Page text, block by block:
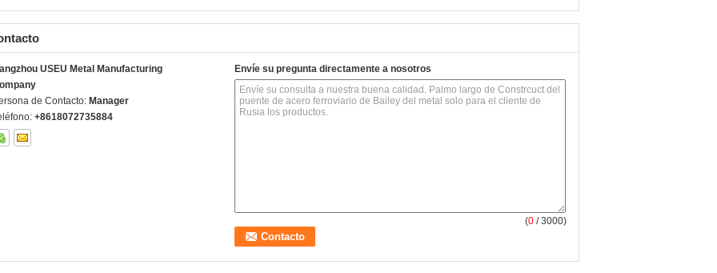
USEU Metal Manufacturing
de Contacto: Manager
+8618072735884
Envíe su pregunta directamente a nosotros
(0 / 3000)